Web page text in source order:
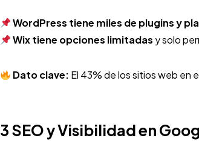
WordPress tiene miles de plugins y
Wix tiene opciones limitadas y solo
Dato clave: El 43% de los sitios web en
3 SEO y Visibilidad en